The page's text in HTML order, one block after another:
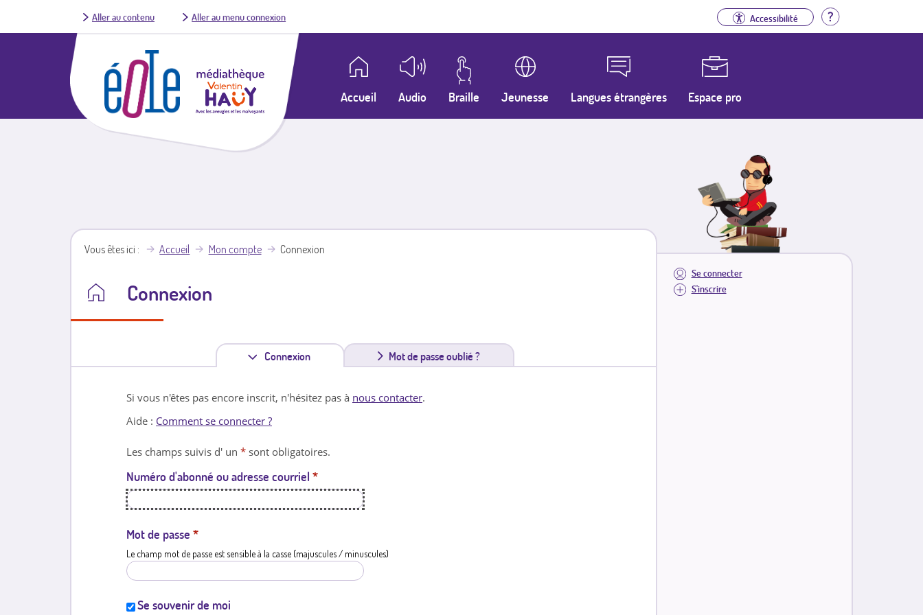
Aller au contenu Aller au menu connexion Accessibilité Aide
Accueil Audio Braille Jeunesse Langues étrangères Espace pro
Se connecter
S'inscrire
Vous êtes ici Accueil Mon compte Connexion
Connexion
Connexion
n
l
e
Mot de passe oublié ?
Si vous n'êtes pas encore inscrit, n'hésitez pas à nous contacter.
Aide : Comment se connecter ?
Les champs suivis d' un * sont obligatoires.
Numéro d'abonné ou adresse courriel *
Mot de passe *
Le champ mot de passe est sensible à la casse (majuscules / minuscules)
Se souvenir de moi